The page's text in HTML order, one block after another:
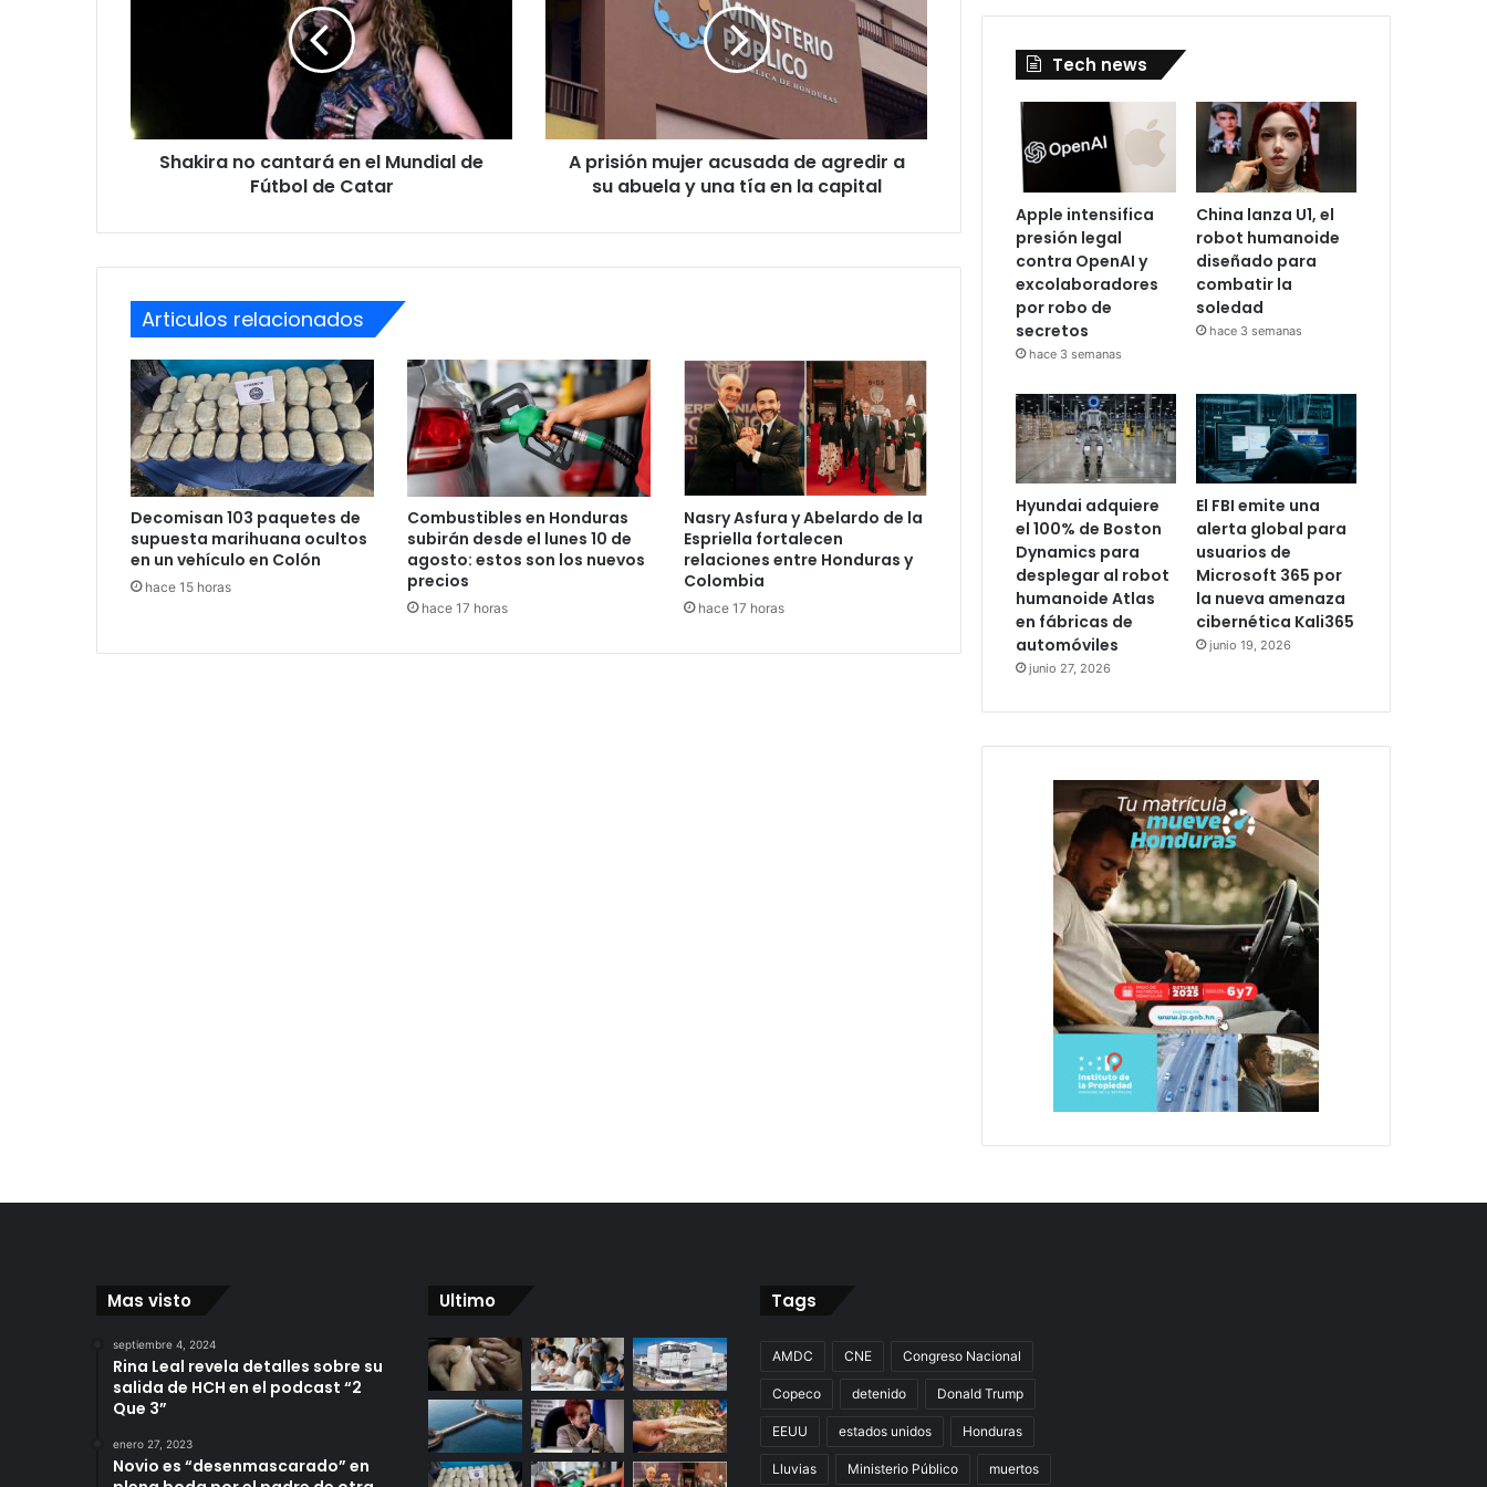
Fútbol
de
CatarShakira no cantará en el Mundial de
Fútbol de Catar
a
su
abuela
en
A prisión mujer acusada de agredir a
su abuela y una tía en la capital
Articulos relacionados
Decomisan 103 paquetes de
supuesta marihuana ocultos
en un vehículo en Colón
hace 15 horas
Combustibles en Honduras
subirán desde el lunes 10 de
agosto: estos son los nuevos
precios
hace 17 horas
Nasry Asfura y Abelardo de la
Espriella fortalecen
relaciones entre Honduras y
Colombia
hace 17 horas
Tech news
Apple intensifica
presión legal
contra OpenAI y
excolaboradores
por robo de
secretos
hace 3 semanas
China lanza U1, el
robot humanoide
diseñado para
combatir la
soledad
hace 3 semanas
Hyundai adquiere
el 100% de Boston
Dynamics para
desplegar al robot
humanoide Atlas
en fábricas de
automóviles
junio 27, 2026
El FBI emite una
alerta global para
usuarios de
Microsoft 365 por
la nueva amenaza
cibernética Kali365
junio 19, 2026
Mas visto
septiembre 4, 2024
Rina Leal revela detalles sobre su
salida de HCH en el podcast “2
Que 3”
enero 27, 2023
Novio es “desenmascarado” en
Ultimo Tags
AMDC CNE Congreso Nacional
Copeco detenido Donald Trump
EEUU estados unidos Honduras
Lluvias Ministerio Público muertos